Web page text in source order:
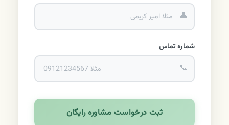
شماره تماس
ثبت درخواست مشاوره رایگان